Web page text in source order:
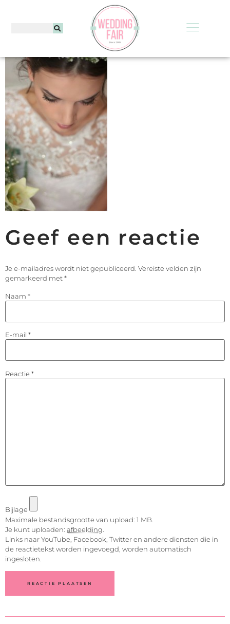
Geef een reactie
Je e-mailadres wordt niet gepubliceerd. Vereiste velden zijn
gemarkeerd met*
Naam *
E-mail *
Reactie *
Bijlage
Maximale bestandsgrootte van upload: 1 MB.
Je kunt uploaden: afbeelding
Links naar YouTube, Facebook, Twitter en andere diensten die in
de reactietekst worden ingevoegd, worden automatisch
ingesloten.